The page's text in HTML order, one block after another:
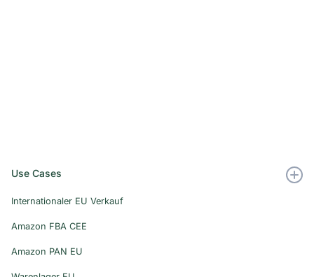
Use Cases
Internationaler EU Verkauf
Amazon FBA CEE
Amazon PAN EU